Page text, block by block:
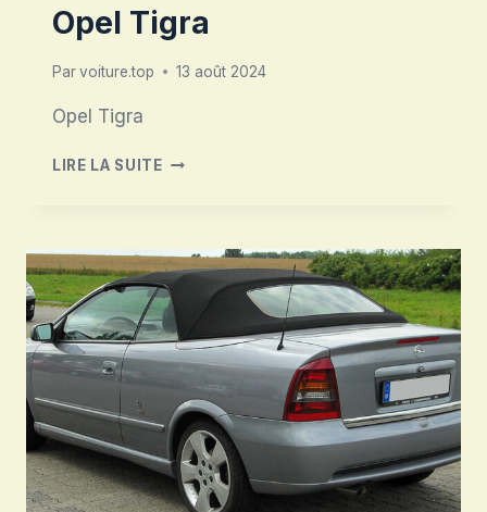
Opel Tigra
Parvoiture.top 13 août 2024
Opel Tigra
LIRE LA SUITEOPEL